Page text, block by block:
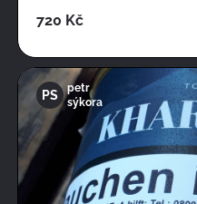
720 Kč
PS
petr
sýkora